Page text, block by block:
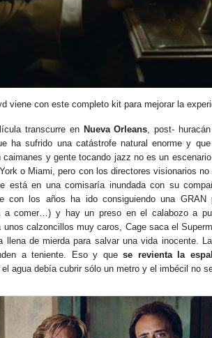
viene con este completo kit para mejorar la
transcurre en Nueva Orleans , post-
ha sufrido una catástrofe natural enorme y
y gente tocando jazz no es un
o Miami, pero con los directores visionarios
está en una comisaría inundada con su
con los años ha ido consiguiendo una GRAN
a comer…) y hay un preso en el calabozo a
calzoncillos muy caros, Cage saca el
de mierda para salvar una vida inocente.
a teniente. Eso y quese revienta la
agua debía cubrir sólo un metro y el imbécil no